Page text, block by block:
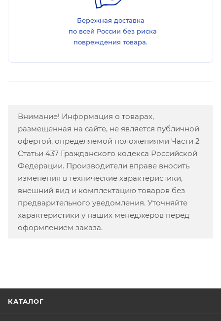
Бережная доставка
по всей России без риска
повреждения товара.
Внимание! Информация о товарах,
размещенная на сайте, не является публичной
офертой, определяемой положениями Части 2
Статьи 437 Гражданского кодекса Российской
Федерации. Производители вправе вносить
изменения в технические характеристики,
внешний вид и комплектацию товаров без
предварительного уведомления. Уточняйте
характеристики у наших менеджеров перед
оформлением заказа.
КАТАЛОГ